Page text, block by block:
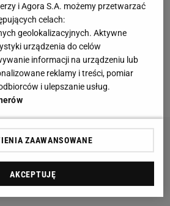
. Ostateczna decyzja w tej
Florentino Pereza, prezesa
być przychylnie nastawiony.
sportowych znajdziesz na
i Agora S.A. możemy przetwarzać
celach:
geolokalizacyjnych. Aktywne
urządzenia do celów
informacji na urządzeniu lub
reklamy i treści, pomiar
i ulepszanie usług.
ZAAWANSOWANE
AKCEPTUJĘ